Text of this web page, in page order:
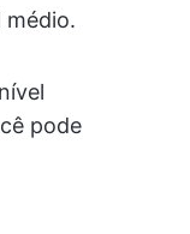
médio.
pode